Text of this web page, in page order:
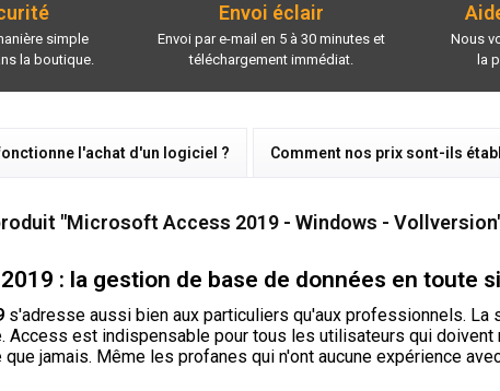
simple
la boutique.
Envoi éclair
Envoi par e-mail en 5 à 30 minutes et
téléchargement immédiat.
Nous
la
l'achat d'un logiciel ? Comment nos prix sont-ils
"Microsoft Access 2019 - Windows -
: la gestion de base de données en toute
s'adresse aussi bien aux particuliers qu'aux professionnels.
Access est indispensable pour tous les utilisateurs qui
jamais. Même les profanes qui n'ont aucune expérience